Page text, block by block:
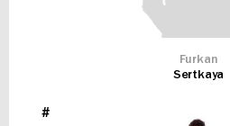
Furkan
Sertkaya
#